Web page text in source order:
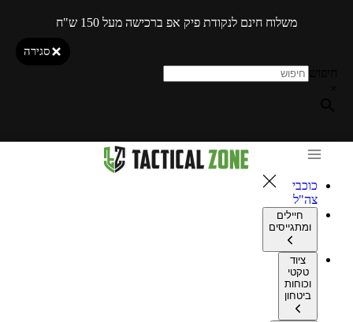
משלוח חינם לנקודת פיק אפ ברכישה מעל 150 ש"ח
סגירה
כוכבי
צה"ל
חיילים
ומתגייסים
ציוד
טקטי
וכוחות
ביטחון